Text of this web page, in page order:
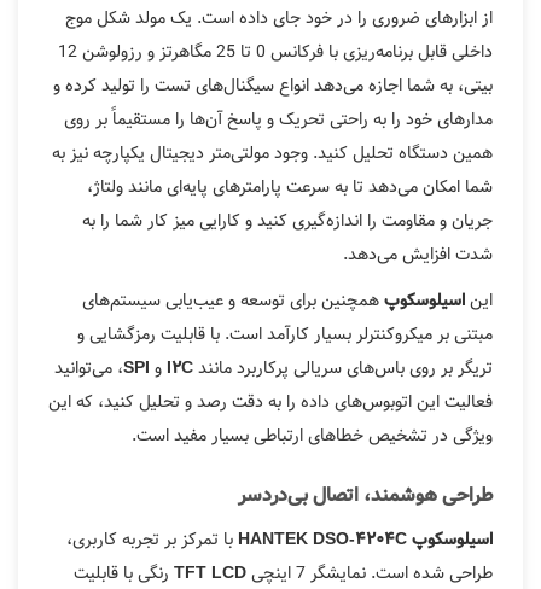
از ابزارهای ضروری را در خود جای داده است. یک مولد شکل موج
داخلی قابل برنامه‌ریزی با فرکانس 0 تا 25 مگاهرتز و رزولوشن 12
بیتی، به شما اجازه می‌دهد انواع سیگنال‌های تست را تولید کرده و
مدارهای خود را به راحتی تحریک و پاسخ آن‌ها را مستقیماً بر روی
همین دستگاه تحلیل کنید. وجود مولتی‌متر دیجیتال یکپارچه نیز به
شما امکان می‌دهد تا به سرعت پارامترهای پایه‌ای مانند ولتاژ،
جریان و مقاومت را اندازه‌گیری کنید و کارایی میز کار شما را به
شدت افزایش می‌دهد.
ایناسیلوسکوپهمچنین برای توسعه و عیب‌یابی سیستم‌های
مبتنی بر میکروکنترلر بسیار کارآمد است. با قابلیت رمزگشایی و
تریگر بر روی باس‌های سریالی پرکاربرد مانندI2C و SPI، می‌توانید
فعالیت این اتوبوس‌های داده را به دقت رصد و تحلیل کنید، که این
ویژگی در تشخیص خطاهای ارتباطی بسیار مفید است.
طراحی هوشمند، اتصال بی‌دردسر
اسیلوسکوپHANTEK DSO-4204C با تمرکز بر تجربه کاربری،
طراحی شده است. نمایشگر 7 اینچی
TFT LCD
رنگی با قابلیت